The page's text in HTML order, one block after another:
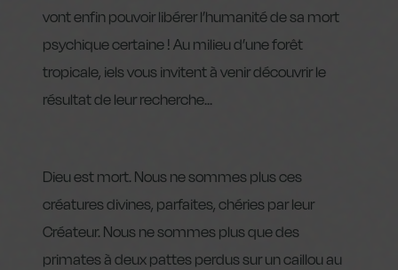
vont enfin pouvoir libérer l’humanité de sa mort
psychique certaine ! Au milieu d’une forêt
tropicale, iels vous invitent à venir découvrir le
résultat de leur recherche…
Dieu est mort. Nous ne sommes plus ces
créatures divines, parfaites, chéries par leur
Créateur. Nous ne sommes plus que des
primates à deux pattes perdus sur un caillou au